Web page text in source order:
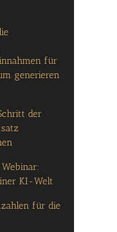
für
generieren
der
KI-Welt
für die